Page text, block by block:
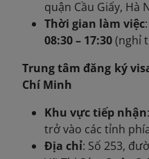
quận Cầu Giấy, Hà
Thời gian làm việc
08:30 – 17:30(nghỉ
Trung tâm đăng ký
Chí Minh
Khu vực tiếp nhận
trở vào các tỉnh
Địa chỉ: Số 253,